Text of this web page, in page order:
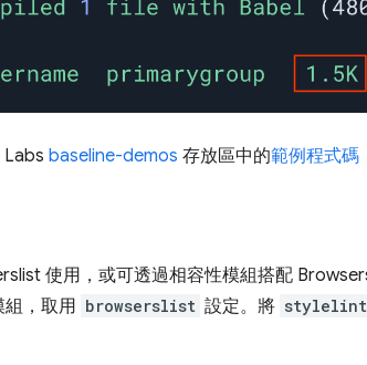
baseline-demos 存放區中的範例程式碼
使用，或可透過相容性模組搭配
組，取用 browserslist 設定。將